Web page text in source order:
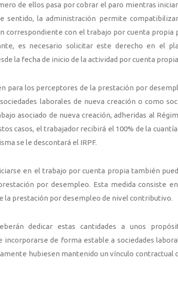
de ellos pasa por cobrar el paro mientras
sentido, la administración permite
correspondiente con el trabajo por cuenta propia
es necesario solicitar este derecho en el
la fecha de inicio de la actividad por cuenta
para los perceptores de la prestación por
laborales de nueva creación o como
asociado de nueva creación, adheridas al
casos, el trabajador recibirá el 100% de la
se le descontará el IRPF.
en el trabajo por cuenta propia también
por desempleo. Esta medida consiste
la prestación por desempleo de nivel contributivo.
dedicar estas cantidades a unos
incorporarse de forma estable a sociedades
hubiesen mantenido un vínculo contractual